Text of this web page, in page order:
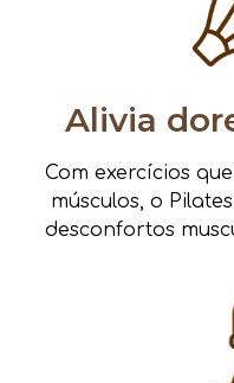
Alivia
Com exercícios
músculos, o
desconfortos